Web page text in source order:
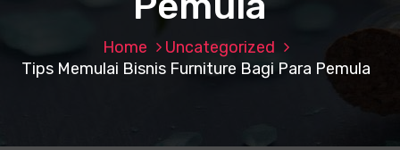
Home
Uncategorized
Tips Memulai Bisnis Furniture Bagi Para Pemula